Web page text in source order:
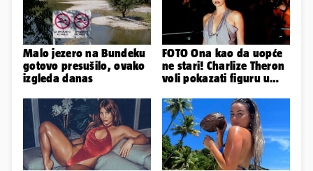
Malo jezero na Bundeku
gotovo presušilo, ovako
izgleda danas
FOTO Ona kao da uopće
ne stari! Charlize Theron
voli pokazati figuru u